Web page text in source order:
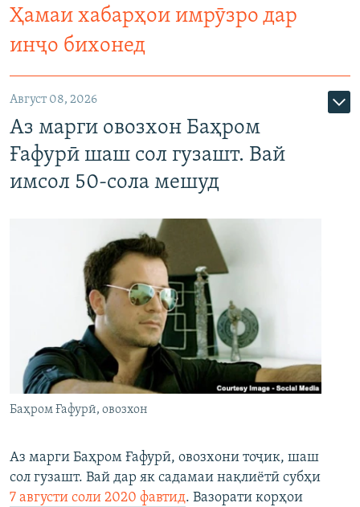
Ҳамаи хабарҳои имрӯзро дар
инҷо бихонед
Август 08, 2026
Аз марги овозхон Баҳром
Ғафурӣ шаш сол гузашт. Вай
имсол 50-сола мешуд
Баҳром Ғафурӣ, овозхон
Аз марги Баҳром Ғафурӣ, овозхони тоҷик, шаш
сол гузашт. Вай дар як садамаи нақлиётӣ субҳи
7 августи соли 2020 фавтид. Вазорати корҳои